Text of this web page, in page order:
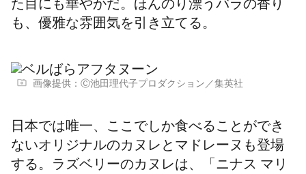
た目にも華やかだ。ほんのり漂うバラの香り
も、優雅な雰囲気を引き立てる。
画像提供：Ⓒ池田理代子プロダクション／集英社
日本では唯一、ここでしか食べることができ
ないオリジナルのカヌレとマドレーヌも登場
する。ラズベリーのカヌレは、「ニナス マリ